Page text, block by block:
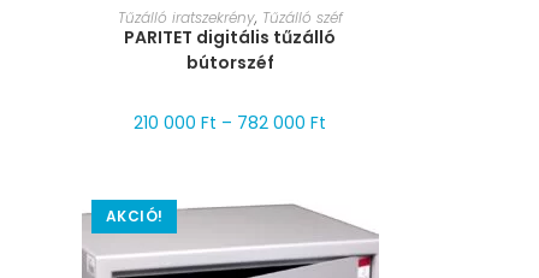
MÉRET VÁLASZTÁSA
Tűzálló iratszekrény, Tűzálló széf
PARITET digitális tűzálló
bútorszéf
210 000Ft – 782 000Ft
AKCIÓ!